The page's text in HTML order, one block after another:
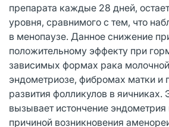
препарата каждые 28 дней,
уровня, сравнимого с тем, что
в менопаузе. Данное снижение
положительному эффекту при
зависимых формах рака
эндометриозе, фибромах матки и
развития фолликулов в яичниках.
вызывает истончение эндометрия
причиной возникновения